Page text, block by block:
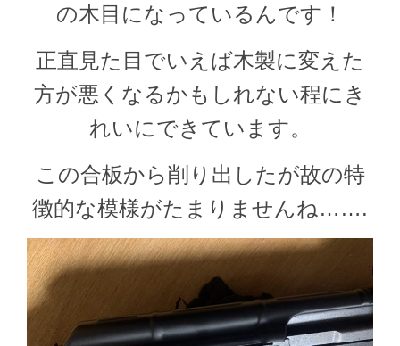
の木目になっているんです！
正直見た目でいえば木製に変えた
方が悪くなるかもしれない程にき
れいにできています。
この合板から削り出したが故の特
徴的な模様がたまりませんね…….